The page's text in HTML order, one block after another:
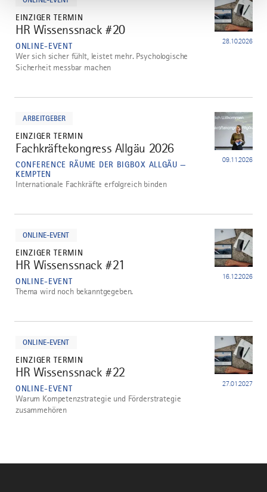
EINZIGER TERMIN
1
HR Wissenssnack #20
ONLINE-EVENT 28.10.2026
Wer sich sicher fühlt, leistet mehr. Psychologische
Sicherheit messbar machen
ARBEITGEBER
EINZIGER TERMIN
2
Fachkräftekongress Allgäu 2026
CONFERENCE RÄUME DER BIGBOX ALLGÄU —
KEMPTEN
09.11.2026
Internationale Fachkräfte erfolgreich binden
ONLINE-EVENT
EINZIGER TERMIN
3
HR Wissenssnack #21
ONLINE-EVENT 16.12.2026
Thema wird noch bekanntgegeben.
ONLINE-EVENT
EINZIGER TERMIN
4
HR Wissenssnack #22
ONLINE-EVENT 27.01.2027
Warum Kompetenzstrategie und Förderstrategie
zusammehören